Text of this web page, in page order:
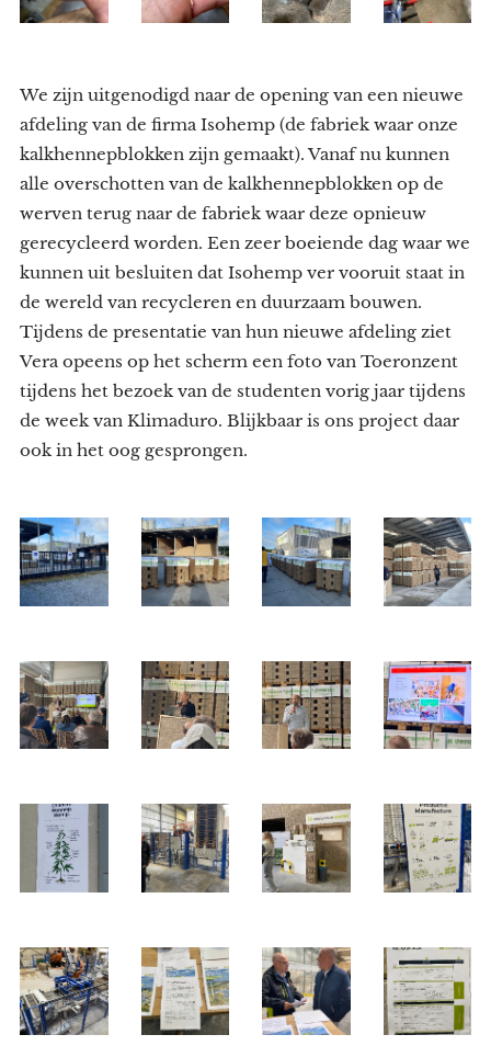
We zijn uitgenodigd naar de opening van een nieuwe
afdeling van de firma Isohemp (de fabriek waar onze
kalkhennepblokken zijn gemaakt). Vanaf nu kunnen
alle overschotten van de kalkhennepblokken op de
werven terug naar de fabriek waar deze opnieuw
gerecycleerd worden. Een zeer boeiende dag waar we
kunnen uit besluiten dat Isohemp ver vooruit staat in
de wereld van recycleren en duurzaam bouwen.
Tijdens de presentatie van hun nieuwe afdeling ziet
Vera opeens op het scherm een foto van Toeronzent
tijdens het bezoek van de studenten vorig jaar tijdens
de week van Klimaduro. Blijkbaar is ons project daar
ook in het oog gesprongen.